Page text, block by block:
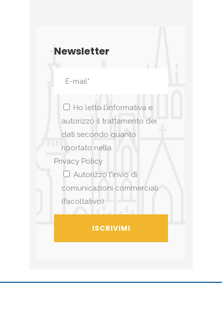
Newsletter
Ho letto l'informativa e
autorizzo il trattamento dei
dati secondo quanto
riportato nella
Privacy Policy
Autorizzo l'invio di
comunicazioni commerciali
(facoltativo)